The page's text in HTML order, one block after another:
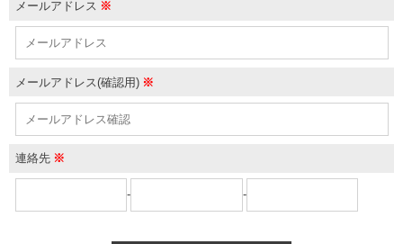
メールアドレス ※
メールアドレス(確認用) ※
連絡先 ※
- -